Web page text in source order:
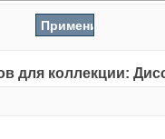
для коллекции: